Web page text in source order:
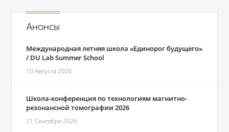
Анонсы
Международная летняя школа «Единорог будущего»
/ DU Lab Summer School
10 Августа 2026
Школа-конференция по технологиям магнитно-
резонансной томографии 2026
21 Сентября 2026